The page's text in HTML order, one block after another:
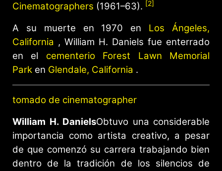
Cinematographers (1961–63). [2]
A su muerte en 1970 en Los Ángeles,
California , William H. Daniels fue enterrado
en el cementerio Forest Lawn Memorial
Park en Glendale, California .
tomado de cinematographer
William H. DanielsObtuvo una considerable
importancia como artista creativo, a pesar
de que comenzó su carrera trabajando bien
dentro de la tradición de los silencios de